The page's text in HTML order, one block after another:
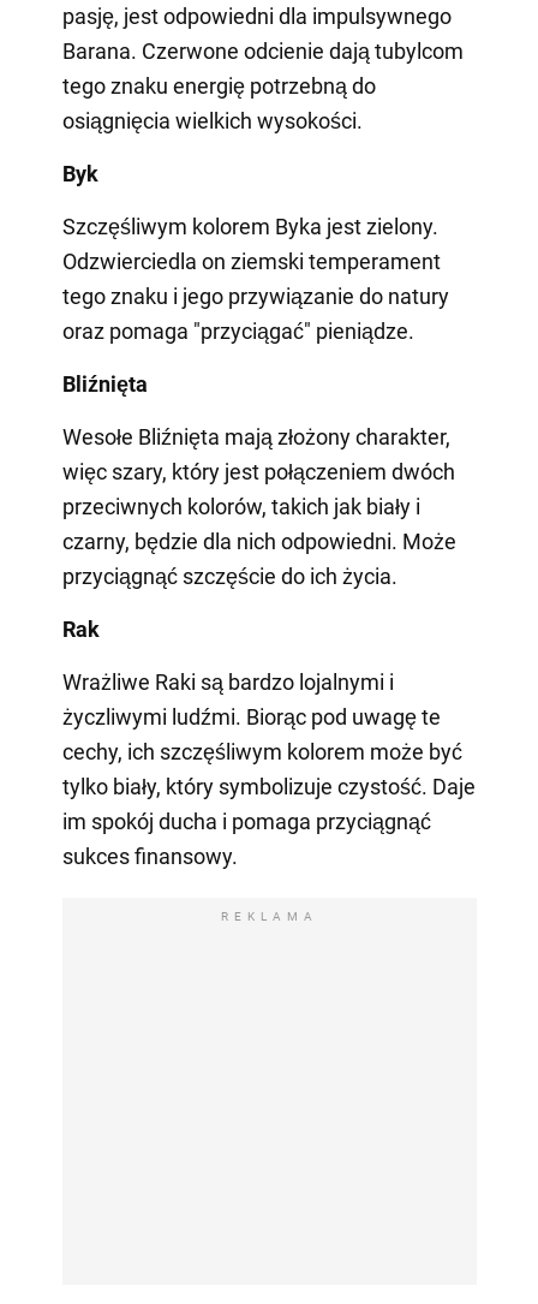
pasję, jest odpowiedni dla impulsywnego
Barana. Czerwone odcienie dają tubylcom
tego znaku energię potrzebną do
osiągnięcia wielkich wysokości.
Byk
Szczęśliwym kolorem Byka jest zielony.
Odzwierciedla on ziemski temperament
tego znaku i jego przywiązanie do natury
oraz pomaga "przyciągać" pieniądze.
Bliźnięta
Wesołe Bliźnięta mają złożony charakter,
więc szary, który jest połączeniem dwóch
przeciwnych kolorów, takich jak biały i
czarny, będzie dla nich odpowiedni. Może
przyciągnąć szczęście do ich życia.
Rak
Wrażliwe Raki są bardzo lojalnymi i
życzliwymi ludźmi. Biorąc pod uwagę te
cechy, ich szczęśliwym kolorem może być
tylko biały, który symbolizuje czystość. Daje
im spokój ducha i pomaga przyciągnąć
sukces finansowy.
REKLAMA